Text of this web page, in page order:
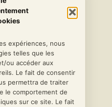
expériences, nous
telles que les
ou accéder aux
Le fait de consentir
permettra de traiter
le comportement de
sur ce site. Le fait
CONTACT
Demander un devis
LinkedIn
Instagram